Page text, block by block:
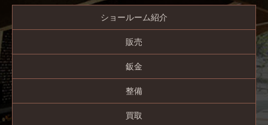
ショールーム紹介
販売
鈑金
整備
買取